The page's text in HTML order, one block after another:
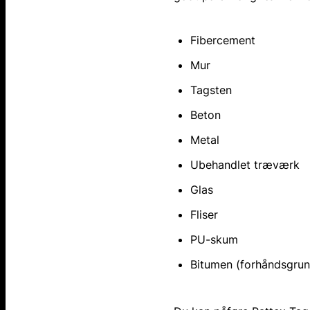
Fibercement
Mur
Tagsten
Beton
Metal
Ubehandlet træværk
Glas
Fliser
PU-skum
Bitumen